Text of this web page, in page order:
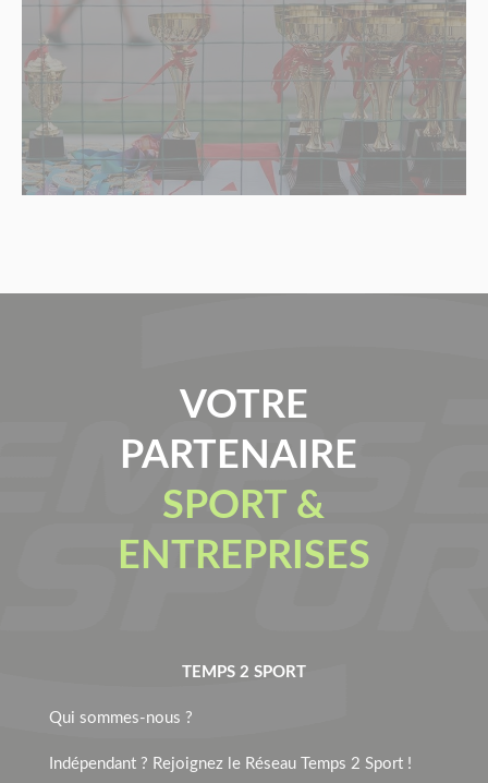
VOTRE
PARTENAIRE
SPORT &
ENTREPRISES
TEMPS 2 SPORT
Qui sommes-nous ?
Indépendant ? Rejoignez le Réseau Temps 2 Sport !